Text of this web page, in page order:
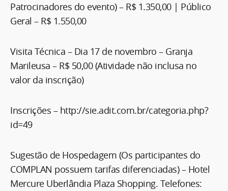
Patrocinadores do evento) – R$ 1.350,00 | Público
Geral – R$ 1.550,00
Visita Técnica – Dia 17 de novembro – Granja
Marileusa – R$ 50,00 (Atividade não inclusa no
valor da inscrição)
Inscrições – http://sie.adit.com.br/categoria.php?
id=49
Sugestão de Hospedagem (Os participantes do
COMPLAN possuem tarifas diferenciadas) – Hotel
Mercure Uberlândia Plaza Shopping. Telefones: